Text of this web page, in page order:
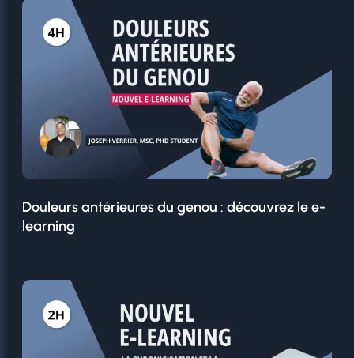
Douleurs antérieures du genou : découvrez le e-
learning